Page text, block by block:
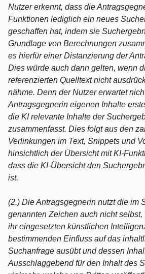
Nutzer erkennt, dass die
Funktionen lediglich ein neues
geschaffen hat, indem sie
Grundlage von Berechnungen
es hierfür einer Distanzierung der
Dies würde auch dann gelten, wenn
referenzierten Quelltext nicht
nähme. Denn der Nutzer erwartet
Antragsgegnerin eigenen Inhalte
die KI relevante Inhalte der
zusammenfasst. Dies folgt aus den
Verlinkungen im Text, Snippets und
hinsichtlich der Übersicht mit KI-
dass die KI-Übersicht den
ist.
(2.) Die Antragsgegnerin nutzt die im
genannten Zeichen auch nicht
ihr eingesetzten künstlichen
bestimmenden Einfluss auf das
Suchanfrage ausübt und dessen
Ausschlaggebend für den Inhalt des